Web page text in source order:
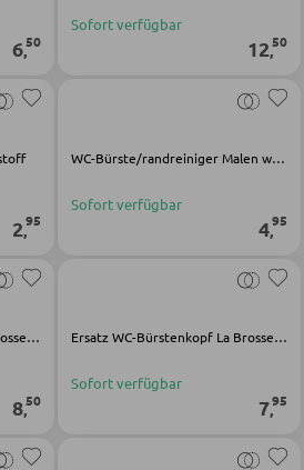
6,50
Sofort verfügbar
12,50
2,95
WC-Bürste/randreiniger Malen weiß Kunststoff
Sofort verfügbar
4,95
Ersatz WC-Bürstenkopf La Brosse schwarz TPR
8,50
Ersatz WC-Bürstenkopf La Brosse schwarz PET-Kunststoff
Sofort verfügbar
7,95